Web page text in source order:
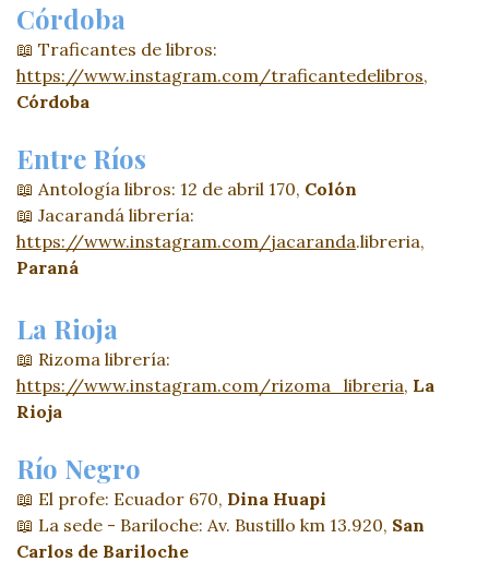
Córdoba
📖 Traficantes de libros:
https://www.instagram.com/traficantedelibros,
Córdoba
Entre Ríos
📖 Antología libros: 12 de abril 170, Colón
📖 Jacarandá librería:
https://www.instagram.com/jacaranda.libreria,
Paraná
La Rioja
📖 Rizoma librería:
https://www.instagram.com/rizoma_libreria, La
Rioja
Río Negro
📖 El profe: Ecuador 670, Dina Huapi
📖 La sede - Bariloche: Av. Bustillo km 13.920, San
Carlos de Bariloche